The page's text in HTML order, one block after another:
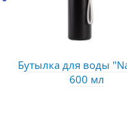
Бутылка для воды
600 мл